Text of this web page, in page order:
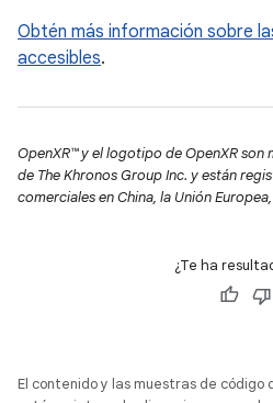
Obtén más información sobre
accesibles.
OpenXR™ y el logotipo de OpenXR
de The Khronos Group Inc. y están
comerciales en China, la Unión
¿Te ha
El contenido y las muestras de